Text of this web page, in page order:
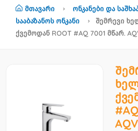
Მთავარი
Ონკანები Და
Სააბაზანოს Ონკანი
Შემრევი
Ქვემოდან ROOT #AQ 7001 Მწარ.